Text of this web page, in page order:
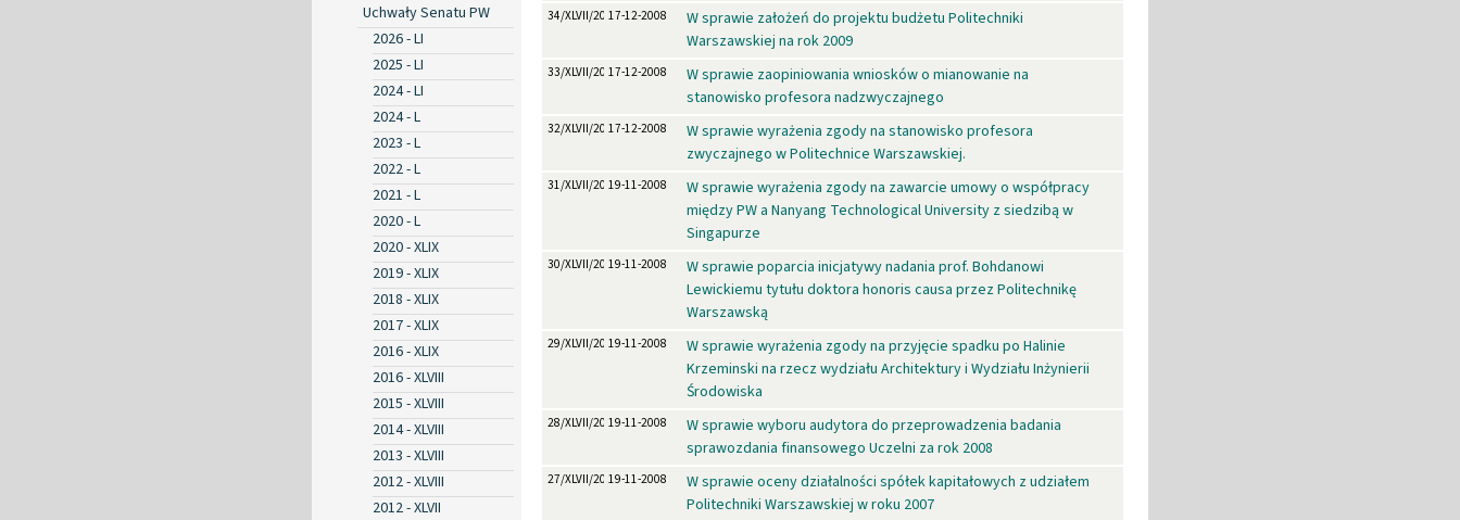
Uchwały Senatu PW
2026 - LI
2025 - LI
2024 - LI
2024 - L
2023 - L
2022 - L
2021 - L
2020 - L
2020 - XLIX
2019 - XLIX
2018 - XLIX
2017 - XLIX
2016 - XLIX
2016 - XLVIII
2015 - XLVIII
2014 - XLVIII
2013 - XLVIII
2012 - XLVIII
2012 - XLVII
34/XLVII/200817-12-2008
W sprawie założeń do projektu budżetu Politechniki
Warszawskiej na rok 2009
33/XLVII/200817-12-2008
W sprawie zaopiniowania wniosków o mianowanie na
stanowisko profesora nadzwyczajnego
32/XLVII/200817-12-2008
W sprawie wyrażenia zgody na stanowisko profesora
zwyczajnego w Politechnice Warszawskiej.
31/XLVII/200819-11-2008
W sprawie wyrażenia zgody na zawarcie umowy o współpracy
między PW a Nanyang Technological University z siedzibą w
Singapurze
30/XLVII/200819-11-2008
W sprawie poparcia inicjatywy nadania prof. Bohdanowi
Lewickiemu tytułu doktora honoris causa przez Politechnikę
Warszawską
29/XLVII/200819-11-2008
W sprawie wyrażenia zgody na przyjęcie spadku po Halinie
Krzeminski na rzecz wydziału Architektury i Wydziału Inżynierii
Środowiska
28/XLVII/200819-11-2008
W sprawie wyboru audytora do przeprowadzenia badania
sprawozdania finansowego Uczelni za rok 2008
27/XLVII/200819-11-2008
W sprawie oceny działalności spółek kapitałowych z udziałem
Politechniki Warszawskiej w roku 2007